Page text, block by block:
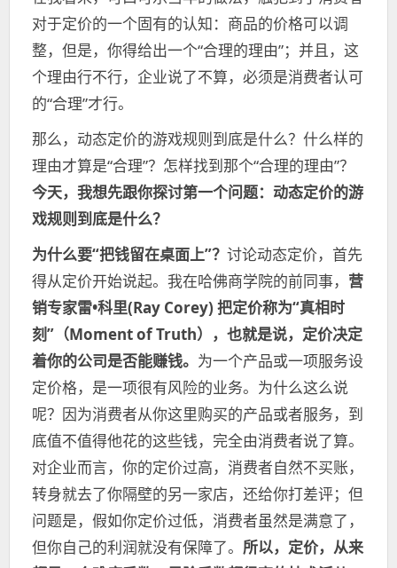
对于定价的一个固有的认知：商品的价格可以调
整，但是，你得给出一个“合理的理由”；并且，这
个理由行不行，企业说了不算，必须是消费者认可
的“合理”才行。
那么，动态定价的游戏规则到底是什么？什么样的
理由才算是“合理”？怎样找到那个“合理的理由”？
今天，我想先跟你探讨第一个问题：动态定价的游
戏规则到底是什么？
为什么要“把钱留在桌面上”？ 讨论动态定价，首先
得从定价开始说起。我在哈佛商学院的前同事， 营
销专家雷•科里(Ray Corey) 把定价称为“真相时
刻”（Moment of Truth），也就是说，定价决定
着你的公司是否能赚钱。 为一个产品或一项服务设
定价格，是一项很有风险的业务。为什么这么说
呢？因为消费者从你这里购买的产品或者服务，到
底值不值得他花的这些钱，完全由消费者说了算。
对企业而言，你的定价过高，消费者自然不买账，
转身就去了你隔壁的另一家店，还给你打差评；但
问题是，假如你定价过低，消费者虽然是满意了，
但你自己的利润就没有保障了。 所以，定价，从来